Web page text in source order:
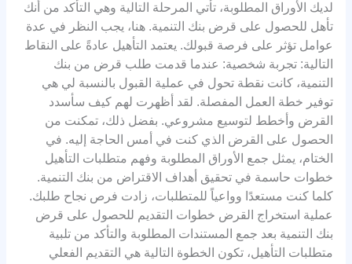
لديك الأوراق المطلوبة، تأتي المرحلة التالية وهي التأكد من أنك
تأهل للحصول على قرض بنك التنمية. هنا، يجب النظر في عدة
عوامل تؤثر على فرصة قبولك. يعتمد التأهيل عادةً على النقاط
التالية: تجربة شخصية: عندما قدمت طلب قرض من بنك
التنمية، كانت نقطة تحول في عملية القبول بالنسبة لي هي
توفير خطة العمل المفصلة. لقد أظهرت لهم كيف سأسدد
القرض وأخطط لتوسيع مشروعي. بفضل ذلك، تمكنت من
الحصول على القرض الذي كنت في أمس الحاجة إليه. في
الختام، يمثل جمع الأوراق المطلوبة وفهم متطلبات التأهيل
خطوات حاسمة في تحقيق أهداف الاقتراض من بنك التنمية.
كلما كنت مستعدًا وواعياً للمتطلبات، زادت فرص نجاح طلبك.
عملية استخراج القرض خطوات التقديم للحصول على قرض
بنك التنمية بعد جمع المستندات المطلوبة والتأكد من تلبية
متطلبات التأهيل، تكون الخطوة التالية هي التقديم الفعلي